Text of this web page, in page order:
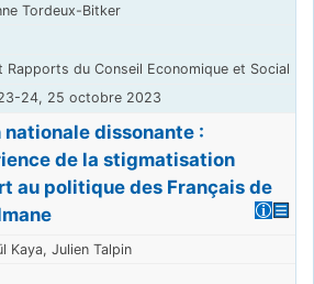
Tordeux-Bitker
Rapports du Conseil Economique et Social
24, 25 octobre 2023
dissonante :
de la stigmatisation
au politique des Français de
Kaya, Julien Talpin